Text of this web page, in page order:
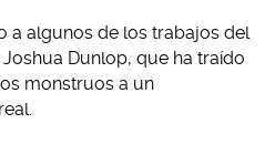
a algunos de los trabajos del
Dunlop, que ha traído
monstruos a un